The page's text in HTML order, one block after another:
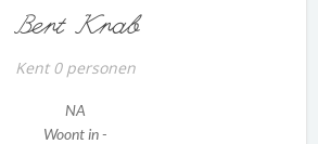
Bert Krab
Kent 0 personen
NA
Woont in -